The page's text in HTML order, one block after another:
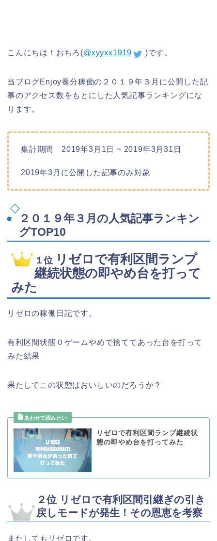
こんにちは！おちろ(@xyyxx1919 )です。
当ブログEnjoy養分稼働の２０１９年３月に公開した記
事のアクセス数をもとにした人気記事ランキングにな
ります。
集計期間 2019年3月1日 ~ 2019年3月31日
2019年3月に公開した記事のみ対象
２０１９年３月の人気記事ランキン
グTOP10
１位 リゼロで有利区間ランプ
継続状態の即やめ台を打って
みた
リゼロの稼働日記です。
有利区間状態０ゲームやめで捨ててあった台を打って
みた結果
果たしてこの状態はおいしいのだろうか？
リゼロで有利区間ランプ継続状
態の即やめ台を打ってみた
２位 リゼロで有利区間引継ぎの引き
戻しモードが発生！その恩恵を考察
またしてもリゼロです。